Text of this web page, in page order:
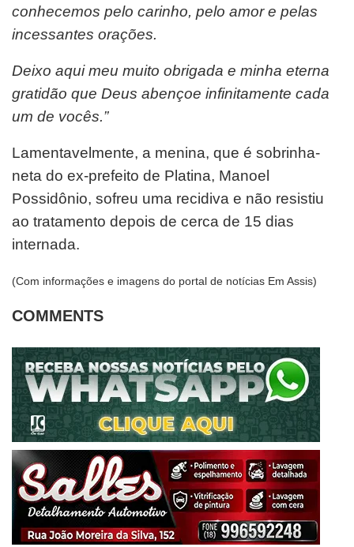
conhecemos pelo carinho, pelo amor e pelas
incessantes orações.
Deixo aqui meu muito obrigada e minha eterna
gratidão que Deus abençoe infinitamente cada
um de vocês.”
Lamentavelmente, a menina, que é sobrinha-
neta do ex-prefeito de Platina, Manoel
Possidônio, sofreu uma recidiva e não resistiu
ao tratamento depois de cerca de 15 dias
internada.
(Com informações e imagens do portal de notícias Em Assis)
COMMENTS